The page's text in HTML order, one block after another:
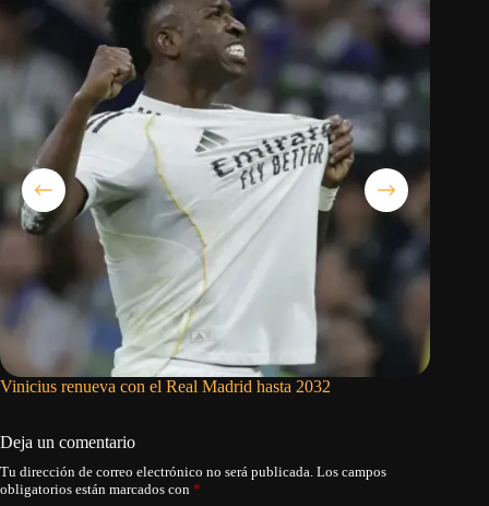
Vinicius renueva con el Real Madrid hasta 2032
Deja un comentario
Tu dirección de correo electrónico no será publicada. Los campos
obligatorios están marcados con *